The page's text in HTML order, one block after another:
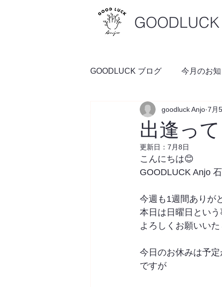
GOODLUCK ブログ 今月のお
料理の時間 予約空き状況
出逢っ
goodluck Anjo 7月
更新日： 7月8日
こんにちは😊
GOODLUCK Anjo
今週も1週間ありが
本日は日曜日とい
よろしくお願いい
今日のお休みは予
ですが